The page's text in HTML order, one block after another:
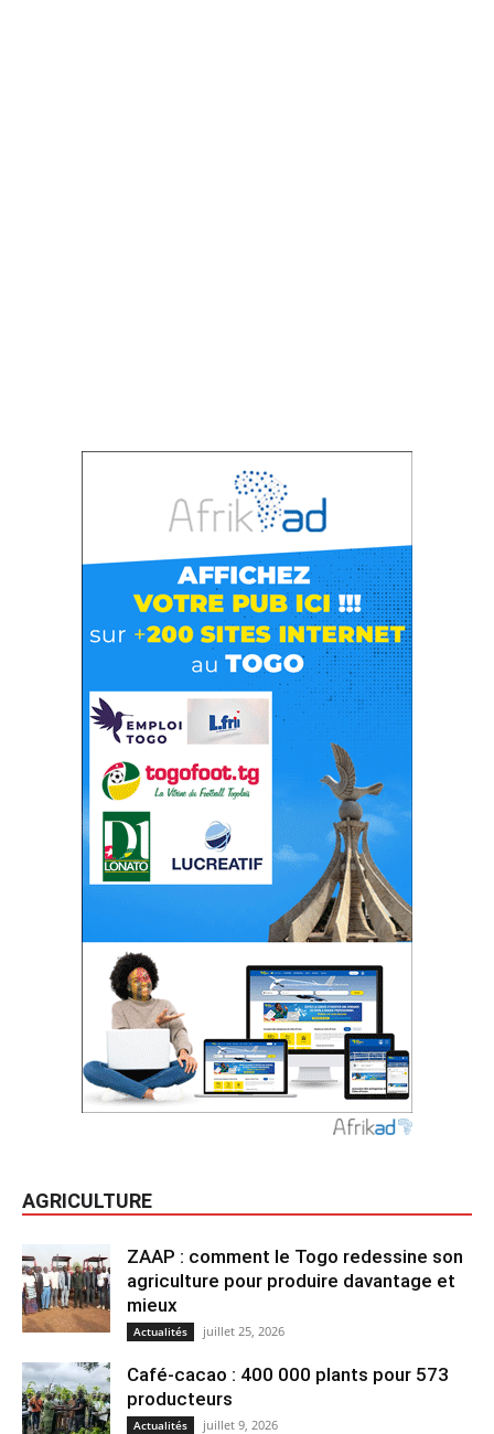
AGRICULTURE
ZAAP : comment le Togo redessine son
agriculture pour produire davantage et
mieux
Actualités juillet 25, 2026
Café-cacao : 400 000 plants pour 573
producteurs
Actualités juillet 9, 2026